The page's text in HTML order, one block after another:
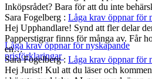
Låga krav öppnar för nyskapande
prisförklaringar
Inköpsrådet? Bara för att du inte
Sara Fogelberg : Låga krav öppnar för
Hej Upphandlare! Synd att fler delar
Papperstigrar finns för många av. Får
en…
Sara Fogelberg: Låga krav öppnar för
Hej Jurist! Kul att du läser och